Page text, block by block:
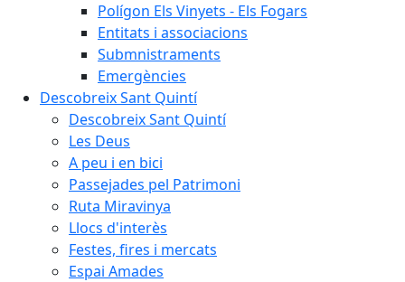
Polígon Els Vinyets - Els Fogars
Entitats i associacions
Submnistraments
Emergències
Descobreix Sant Quintí
Descobreix Sant Quintí
Les Deus
A peu i en bici
Passejades pel Patrimoni
Ruta Miravinya
Llocs d'interès
Festes, fires i mercats
Espai Amades